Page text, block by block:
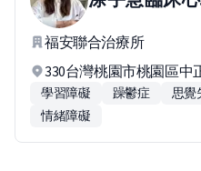
福安聯合治療所
330台灣桃園市桃園區中
學習障礙 躁鬱症 思覺
情緒障礙